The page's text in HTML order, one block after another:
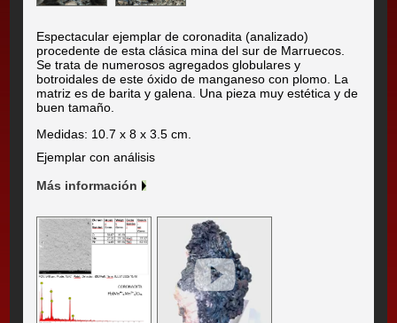
Espectacular ejemplar de coronadita (analizado)
procedente de esta clásica mina del sur de Marruecos.
Se trata de numerosos agregados globulares y
botroidales de este óxido de manganeso con plomo. La
matriz es de barita y galena. Una pieza muy estética y de
buen tamaño.
Medidas: 10.7 x 8 x 3.5 cm.
Ejemplar con análisis
Más información